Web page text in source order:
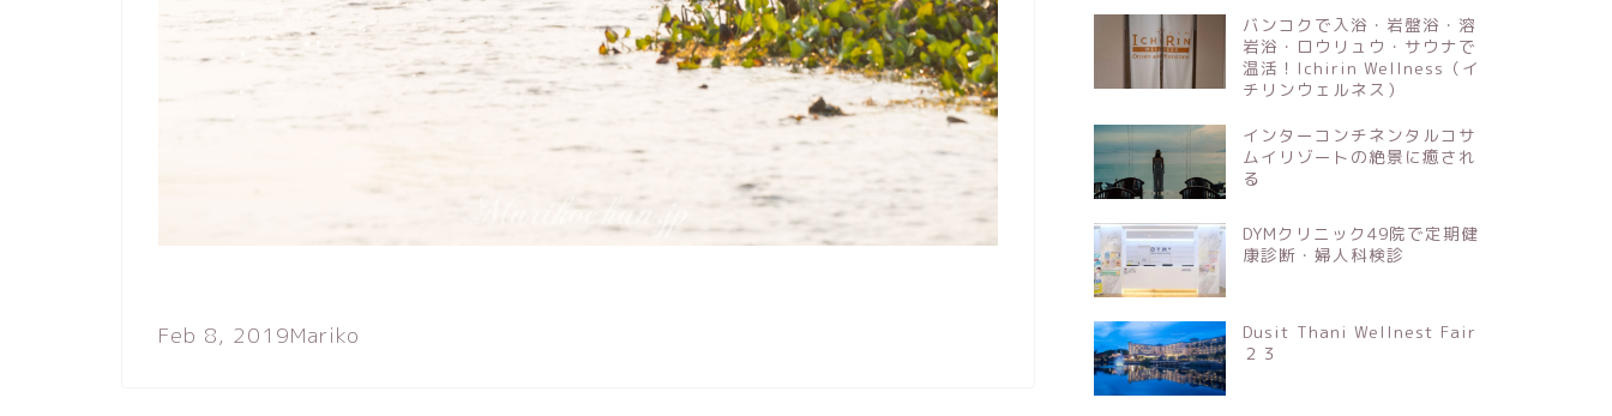
Feb 8, 2019Mariko
バンコクで入浴・岩盤浴・溶
岩浴・ロウリュウ・サウナで
温活！Ichirin Wellness（イ
チリンウェルネス）
インターコンチネンタルコサ
ムイリゾートの絶景に癒され
る
DYMクリニック49院で定期健
康診断・婦人科検診
Dusit Thani Wellnest Fair
２３